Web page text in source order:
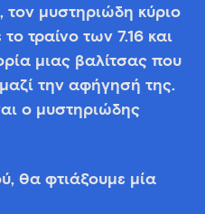
τον μυστηριώδη κύριο
τραίνο των 7.16 και
μιας βαλίτσας που
την αφήγησή της.
ο μυστηριώδης
θα φτιάξουμε μία